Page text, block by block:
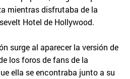
mientras disfrutaba de la
Hotel de Hollywood.
surge al aparecer la versión de
los foros de fans de la
ella se encontraba junto a su